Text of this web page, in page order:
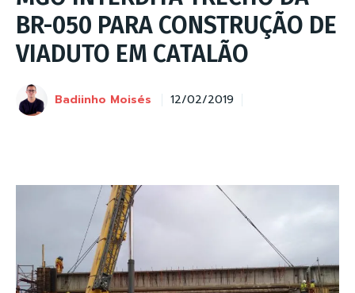
BR-050 PARA CONSTRUÇÃO DE
VIADUTO EM CATALÃO
Badiinho Moisés 12/02/2019